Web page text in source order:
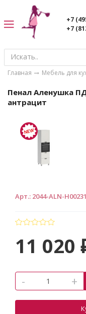
+7
+7
Главная Мебель для
Пенал Аленушка
антрацит
Арт.: 2044-ALN-
11 020
- +